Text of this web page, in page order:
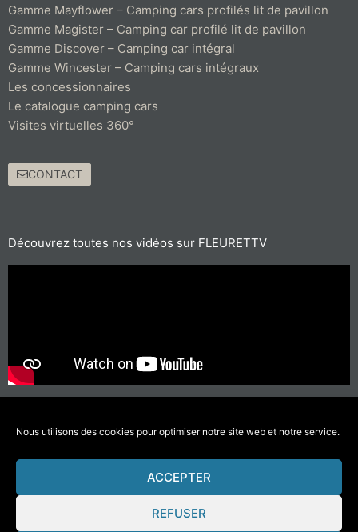
Nous utilisons des cookies pour optimiser notre site web et notre service.
ACCEPTER
REFUSER
Gamme Mayflower – Camping cars profilés lit de pavillon
Gamme Magister – Camping car profilé lit de pavillon
Gamme Discover – Camping car intégral
Gamme Wincester – Camping cars intégraux
Les concessionnaires
Le catalogue camping cars
Visites virtuelles 360°
CONTACT
Découvrez toutes nos vidéos sur FLEURETTV
#SeDéplacerMoinsPolluer
© 2021 Fleurette-Florium – Une réalisation